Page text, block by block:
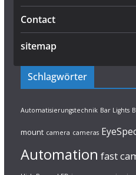
Contact
sitemap
Schlagwörter
Automatisierungstechnik Bar Lights
mount camera cameras
Automation fast